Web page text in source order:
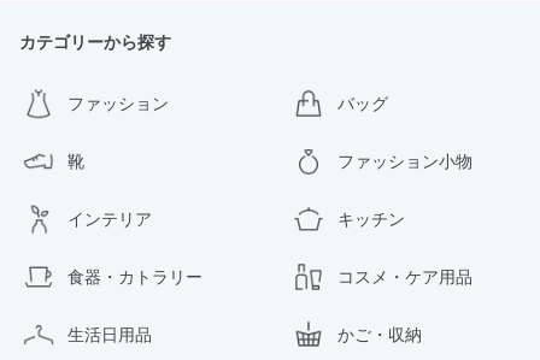
カテゴリーから探す
ファッション バッグ
靴 ファッション小物
インテリア キッチン
食器・カトラリー コスメ・ケア用品
生活日用品 かご・収納